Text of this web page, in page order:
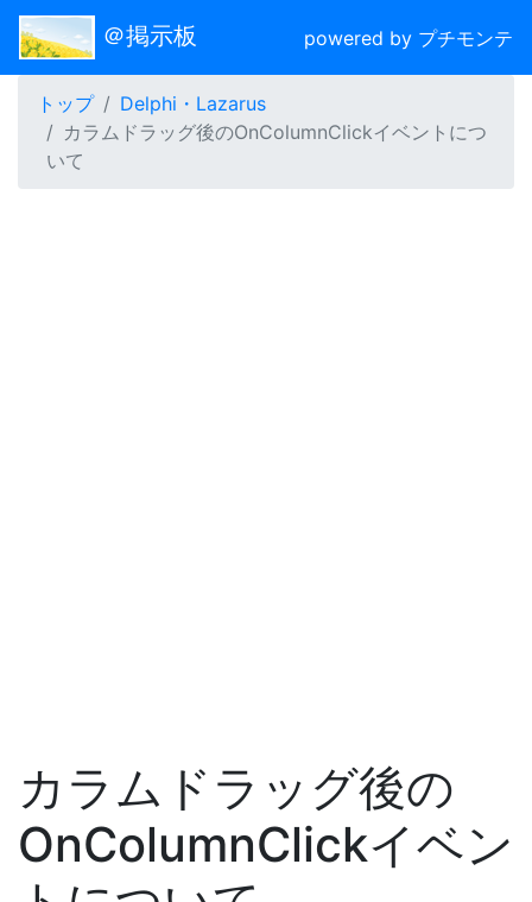
＠掲示板 powered by プチモンテ
トップ
Delphi・Lazarus
カラムドラッグ後のOnColumnClickイベントにつ
いて
カラムドラッグ後の
OnColumnClickイベン